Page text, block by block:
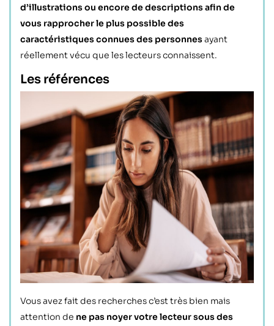
d’illustrations ou encore de descriptions afin de
vous rapprocher le plus possible des
caractéristiques connues des personnesayant
réellement vécu que les lecteurs connaissent.
Les références
Vous avez fait des recherches c’est très bien mais
attention de ne pas noyer votre lecteur sous des